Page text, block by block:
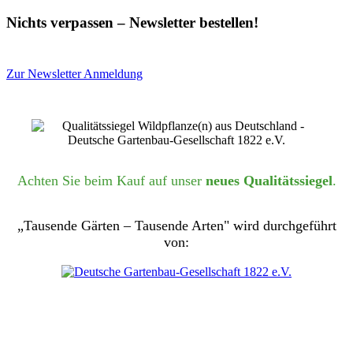
Nichts verpassen – Newsletter bestellen!
Zur Newsletter Anmeldung
Achten Sie beim Kauf auf unser neues Qualitätssiegel.
„Tausende Gärten – Tausende Arten" wird durchgeführt
von: